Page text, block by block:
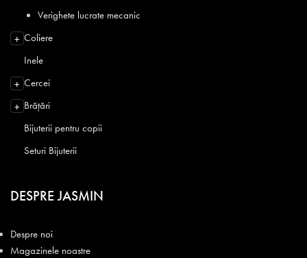
Verighete lucrate mecanic
+ Coliere
Inele
+ Cercei
+ Brățări
Bijuterii pentru copii
Seturi Bijuterii
DESPRE JASMIN
Despre noi
Magazinele noastre